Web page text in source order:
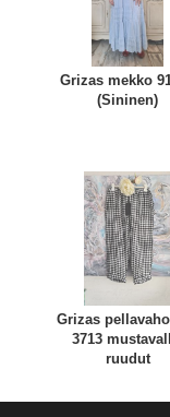
Grizas mekko
(Sininen)
Grizas
3713
ruudut